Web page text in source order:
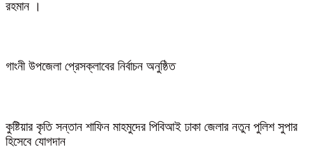
রহমান ।
গাংনী উপজেলা প্রেসক্লাবের নির্বাচন অনুষ্ঠিত
কুষ্টিয়ার কৃতি সন্তান শাফিন মাহমুদের পিবিআই ঢাকা জেলার নতুন পুলিশ সুপার
হিসেবে যোগদান